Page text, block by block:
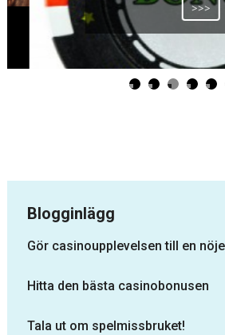
>>>
Blogginlägg
Gör casinoupplevelsen till en
Hitta den bästa casinobonusen
Tala ut om spelmissbruket!